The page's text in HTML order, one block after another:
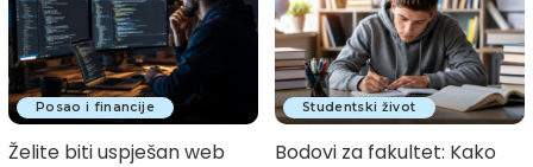
Posao i financije
Želite biti uspješan web
Studentski život
Bodovi za fakultet: Kako